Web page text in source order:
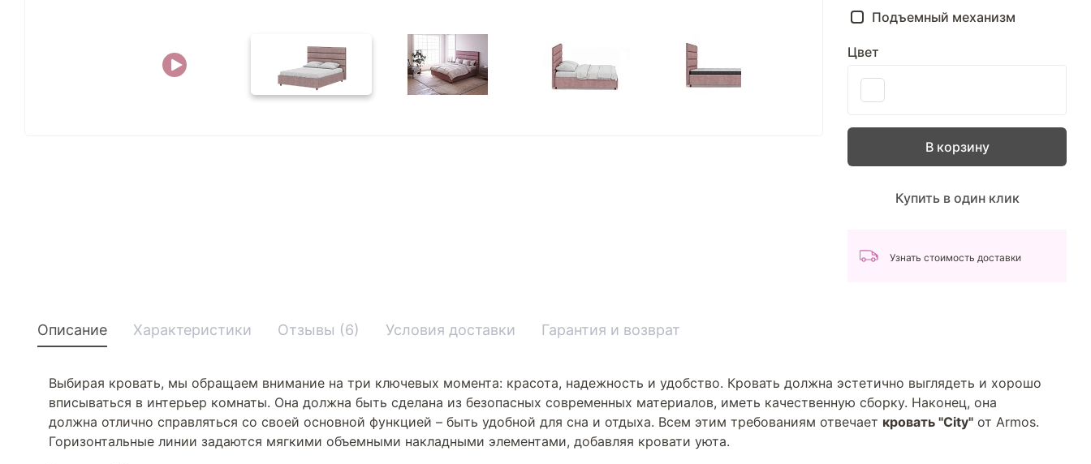
Подъемный механизм
Цвет
В корзину
Купить в один клик
Узнать стоимость доставки
Описание Характеристики Отзывы (6) Условия доставки Гарантия и возврат
Выбирая кровать, мы обращаем внимание на три ключевых момента: красота, надежность и удобство. Кровать должна эстетично выглядеть и хорошо
вписываться в интерьер комнаты. Она должна быть сделана из безопасных современных материалов, иметь качественную сборку. Наконец, она
должна отлично справляться со своей основной функцией – быть удобной для сна и отдыха. Всем этим требованиям отвечает кровать "City" от Armos.
Горизонтальные линии задаются мягкими объемными накладными элементами, добавляя кровати уюта.